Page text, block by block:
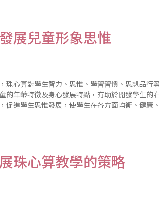
展兒童形象思惟
珠心算對學生智力、思惟、學習習慣、思想品行
的年齡特徵及身心發展特點，有助於開發學生的
學生思惟發展，使學生在各方面均衡、健康、愉快的成長
珠心算教學的策略